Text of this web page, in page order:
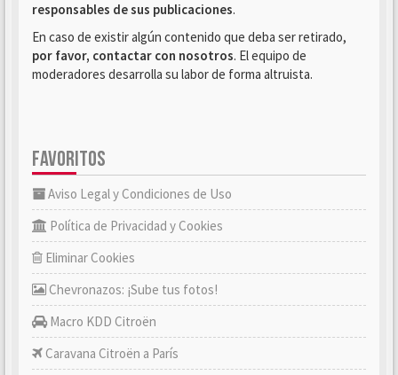
responsables de sus publicaciones.
En caso de existir algún contenido que deba ser retirado,
por favor, contactar con nosotros. El equipo de
moderadores desarrolla su labor de forma altruista.
FAVORITOS
Aviso Legal y Condiciones de Uso
Política de Privacidad y Cookies
Eliminar Cookies
Chevronazos: ¡Sube tus fotos!
Macro KDD Citroën
Caravana Citroën a París